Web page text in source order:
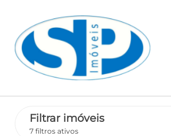
Filtrar imóveis
7 filtros ativos